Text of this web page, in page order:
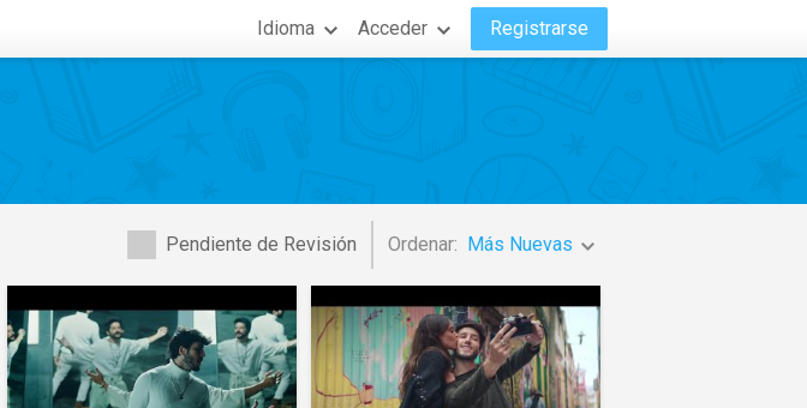
Idioma Acceder Registrarse
Pendiente de Revisión Ordenar: Más Nuevas